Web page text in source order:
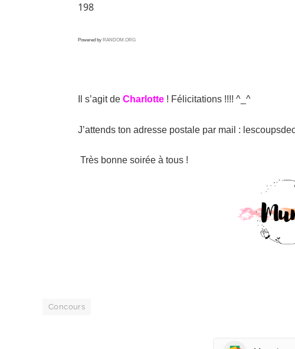
198
Powered by RANDOM.ORG
Il s’agit de Charlotte ! Félicitations !!!! ^_^
J’attends ton adresse postale par mail :
Très bonne soirée à tous !
Concours